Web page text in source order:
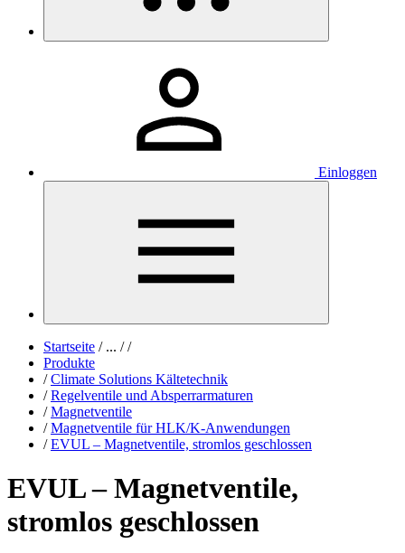
Einloggen
Startseite /... / /
Produkte
/ Climate Solutions Kältetechnik
/ Regelventile und Absperrarmaturen
/ Magnetventile
/ Magnetventile für HLK/K-Anwendungen
/ EVUL – Magnetventile, stromlos geschlossen
EVUL – Magnetventile,
stromlos geschlossen